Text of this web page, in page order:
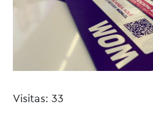
Visitas: 33